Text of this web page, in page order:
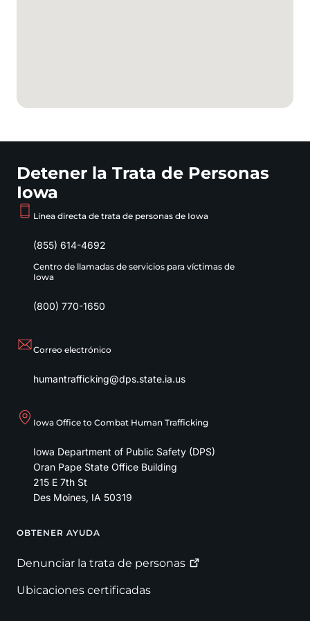
Detener la Trata de Personas
Iowa
Línea directa de trata de personas de Iowa
(855) 614-4692
Centro de llamadas de servicios para víctimas de
Iowa
(800) 770-1650
Correo electrónico
humantrafficking@dps.state.ia.us
Iowa Office to Combat Human Trafficking
Iowa Department of Public Safety (DPS)
Oran Pape State Office Building
215 E 7th St
Des Moines, IA 50319
Footer
OBTENER AYUDA
Denunciar la trata de personas
Ubicaciones certificadas